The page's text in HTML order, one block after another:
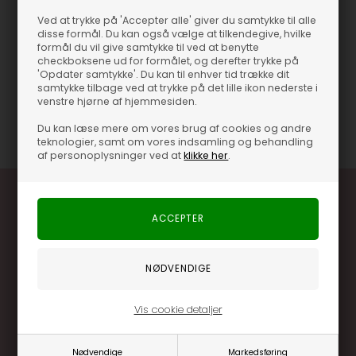
Ved at trykke på 'Accepter alle' giver du samtykke til alle
disse formål. Du kan også vælge at tilkendegive, hvilke
formål du vil give samtykke til ved at benytte
checkboksene ud for formålet, og derefter trykke på
'Opdater samtykke'. Du kan til enhver tid trække dit
samtykke tilbage ved at trykke på det lille ikon nederste i
venstre hjørne af hjemmesiden.
Du kan læse mere om vores brug af cookies og andre
teknologier, samt om vores indsamling og behandling
af personoplysninger ved atklikke her.
Nødvendige Markedsføring
Vis cookie detaljer
minimalistisk udtryk med hætte og lommer. Regnjakken er super
behagelig at have på og passer til både kvinde og herre. Bagpå
har den en buet kant, med et længere bagstykke. Tilføj
regnbukserne og regnhatten fra Rains til din jakke. Find din næste
regnjakke fra Rainsher
Særlige, eksklusive tilbud kun til klubkunder